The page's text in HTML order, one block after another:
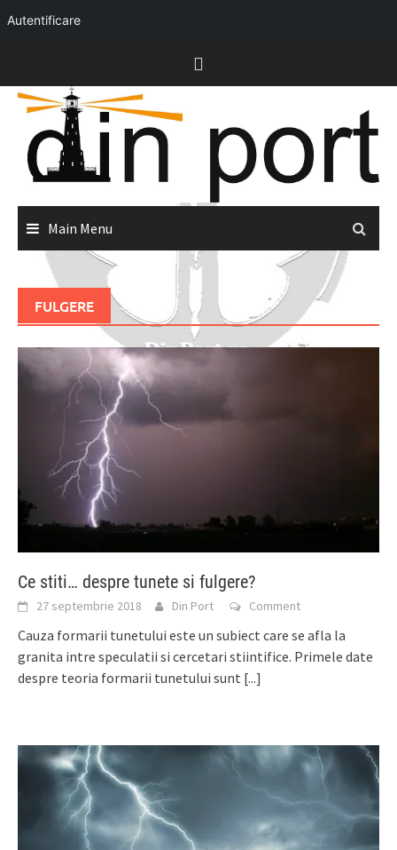
Autentificare
content
Main Menu
FULGERE
Ce stiti… despre tunete si fulgere?
27 septembrie 2018 Din Port Comment
Cauza formarii tunetului este un subiect care se afla la
granita intre speculatii si cercetari stiintifice. Primele date
despre teoria formarii tunetului sunt [...]